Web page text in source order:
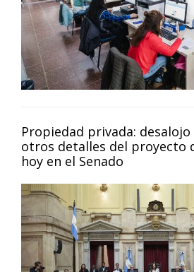
Propiedad privada:
otros detalles del proyecto
hoy en el Senado